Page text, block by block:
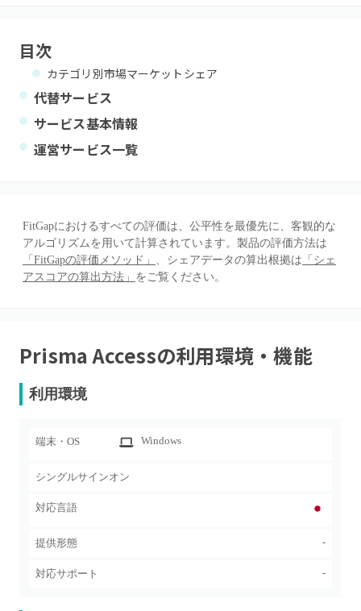
目次
カテゴリ別市場マーケットシェア
代替サービス
サービス基本情報
運営サービス一覧
FitGapにおけるすべての評価は、公平性を最優先に、客観的な
アルゴリズムを用いて計算されています。製品の評価方法は
「FitGapの評価メソッド」 、シェアデータの算出根拠は 「シェ
アスコアの算出方法」 をご覧ください。
Prisma Accessの利用環境・機能
利用環境
端末・OS Windows
シングルサインオン
対応言語
提供形態 -
対応サポート -